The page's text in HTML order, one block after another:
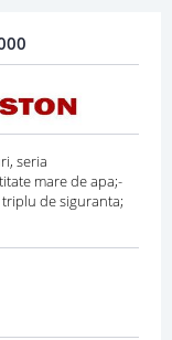
seria
mare de apa;-
de siguranta;